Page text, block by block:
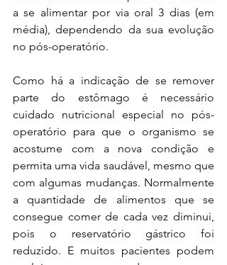
a se alimentar por via oral 3 dias (em
média), dependendo da sua evolução
no pós-operatório.
Como há a indicação de se remover
parte do estômago é necessário
cuidado nutricional especial no pós-
operatório para que o organismo se
acostume com a nova condição e
permita uma vida saudável, mesmo que
com algumas mudanças. Normalmente
a quantidade de alimentos que se
consegue comer de cada vez diminui,
pois o reservatório gástrico foi
reduzido. E muitos pacientes podem